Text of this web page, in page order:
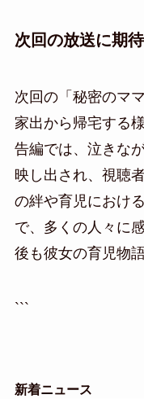
次回の放送に期待
次回の「秘密のマ
家出から帰宅する
告編では、泣きな
映し出され、視聴
の絆や育児におけ
で、多くの人々に
後も彼女の育児物
```
新着ニュース